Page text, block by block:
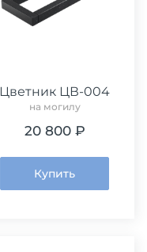
Цветник ЦВ-004
на могилу
20 800 ₽
Купить